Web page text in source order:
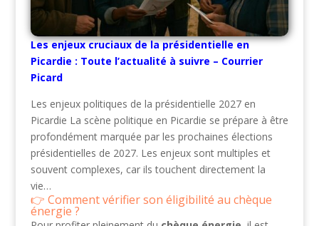
Les enjeux cruciaux de la présidentielle en
Picardie : Toute l’actualité à suivre – Courrier
Picard
Les enjeux politiques de la présidentielle 2027 en
Picardie La scène politique en Picardie se prépare à être
profondément marquée par les prochaines élections
présidentielles de 2027. Les enjeux sont multiples et
souvent complexes, car ils touchent directement la
vie…
Comment vérifier son éligibilité au chèque
énergie ?